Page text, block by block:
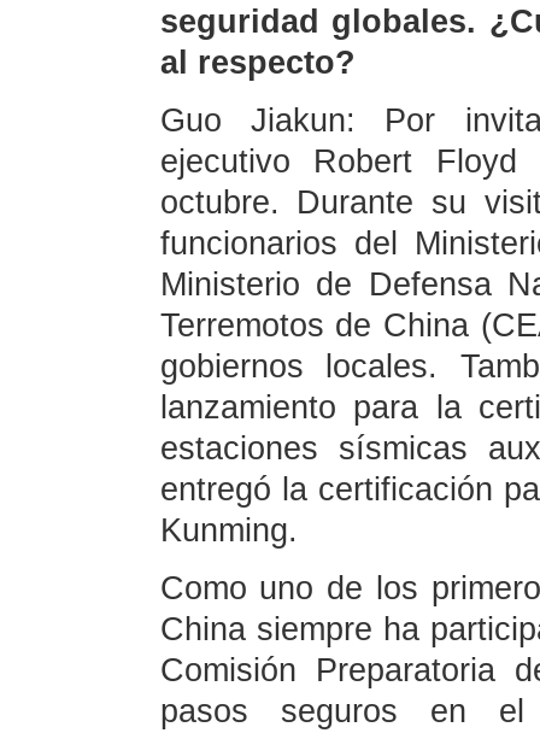
seguridad globales.
al respecto?
Guo Jiakun: Por
ejecutivo Robert
octubre. Durante su
funcionarios del
Ministerio de Defensa
Terremotos de China
gobiernos locales.
lanzamiento para la
estaciones sísmicas
entregó la certificación
Kunming.
Como uno de los
China siempre ha
Comisión Preparatoria
pasos seguros en el